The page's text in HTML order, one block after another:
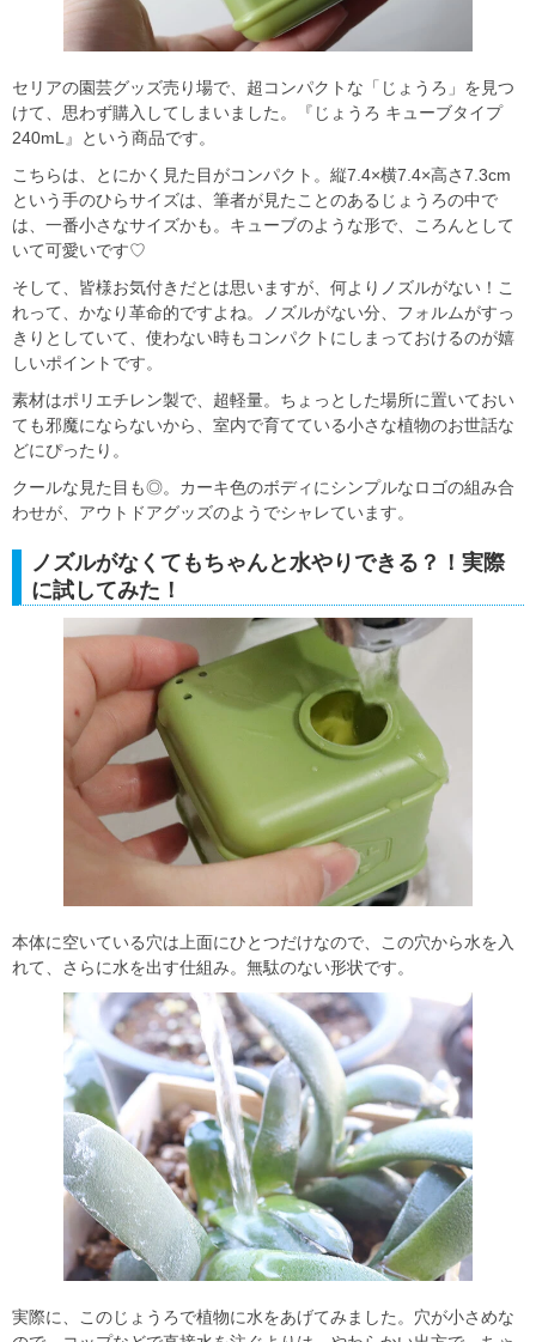
セリアの園芸グッズ売り場で、超コンパクトな「じょうろ」を見つ
けて、思わず購入してしまいました。『じょうろ キューブタイプ
240mL』という商品です。
こちらは、とにかく見た目がコンパクト。縦7.4×横7.4×高さ7.3cm
という手のひらサイズは、筆者が見たことのあるじょうろの中で
は、一番小さなサイズかも。キューブのような形で、ころんとして
いて可愛いです♡
そして、皆様お気付きだとは思いますが、何よりノズルがない！こ
れって、かなり革命的ですよね。ノズルがない分、フォルムがすっ
きりとしていて、使わない時もコンパクトにしまっておけるのが嬉
しいポイントです。
素材はポリエチレン製で、超軽量。ちょっとした場所に置いておい
ても邪魔にならないから、室内で育てている小さな植物のお世話な
どにぴったり。
クールな見た目も◎。カーキ色のボディにシンプルなロゴの組み合
わせが、アウトドアグッズのようでシャレています。
ノズルがなくてもちゃんと水やりできる？！実際
に試してみた！
本体に空いている穴は上面にひとつだけなので、この穴から水を入
れて、さらに水を出す仕組み。無駄のない形状です。
実際に、このじょうろで植物に水をあげてみました。穴が小さめな